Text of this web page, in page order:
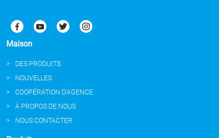
Maison
DES PRODUITS
NOUVELLES
COOPÉRATION D'AGENCE
À PROPOS DE NOUS
NOUS CONTACTER